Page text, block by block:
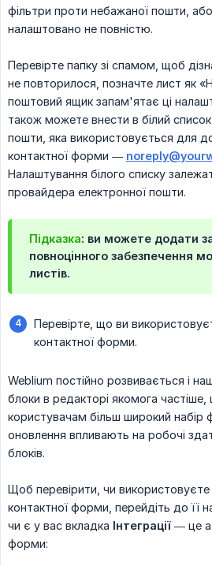
фільтри проти небажаної пошти,
налаштовано не повністю.
Перевірте папку зі спамом, щоб
не повторилося, позначте лист як
поштовий ящик запам'ятає ці
також можете внести в білий
пошти, яка використовується для
контактної форми —
Налаштування білого списку
провайдера електронної пошти.
Підказка: ви можете додати
повноцінного забезпечення
листів.
Перевірте, що ви
контактної форми.
Weblium постійно розвивається і
блоки в редакторі якомога
користувачам більш широкий набір
оновлення впливають на робочі
блоків.
Щоб перевірити, чи
контактної форми, перейдіть до її
чи є у вас вкладка Інтеграції — це
форми: